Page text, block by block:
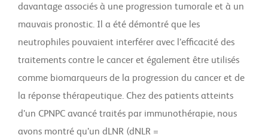
davantage associés à une progression tumorale et à un
mauvais pronostic. Il a été démontré que les
neutrophiles pouvaient interférer avec l’efficacité des
traitements contre le cancer et également être utilisés
comme biomarqueurs de la progression du cancer et de
la réponse thérapeutique. Chez des patients atteints
d’un CPNPC avancé traités par immunothérapie, nous
avons montré qu’un dLNR (dNLR =